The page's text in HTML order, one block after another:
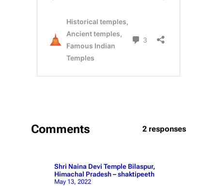
Comments 2 responses
Shri Naina Devi Temple Bilaspur,
Himachal Pradesh – shaktipeeth
May 13, 2022